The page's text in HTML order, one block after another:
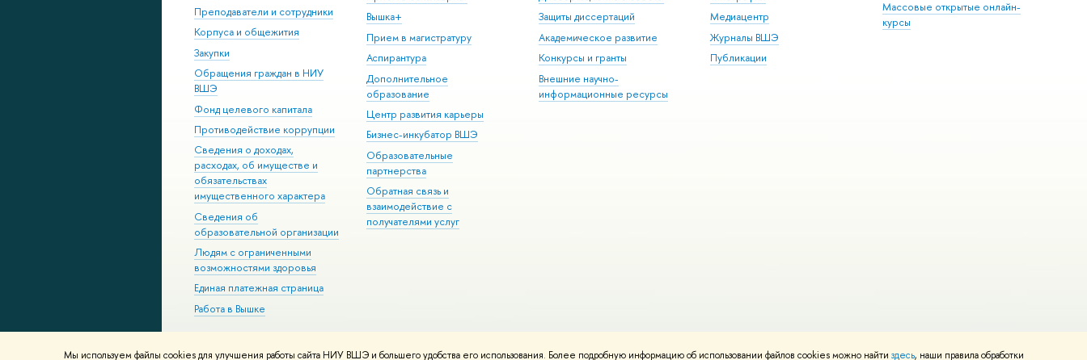
Мы используем файлы cookies для улучшения работы сайта НИУ ВШЭ и большего удобства его использования. Более подробную информацию об использовании файлов cookies можно найти здесь, наши правила обработки
Преподаватели и сотрудники
Корпуса и общежития
Закупки
Обращения граждан в НИУ
ВШЭ
Фонд целевого капитала
Противодействие коррупции
Сведения о доходах,
расходах, об имуществе и
обязательствах
имущественного характера
Сведения об
образовательной организации
Людям с ограниченными
возможностями здоровья
Единая платежная страница
Работа в Вышке
Вышка+
Прием в магистратуру
Аспирантура
Дополнительное
образование
Центр развития карьеры
Бизнес-инкубатор ВШЭ
Образовательные
партнерства
Обратная связь и
взаимодействие с
получателями услуг
Защиты диссертаций
Академическое развитие
Конкурсы и гранты
Внешние научно-
информационные ресурсы
Медиацентр
Журналы ВШЭ
Публикации
Массовые открытые онлайн-
курсы
© НИУ ВШЭ 1993–2026 Адреса и контакты Условия использования материалов Политика конфиденциальности Карта сайта